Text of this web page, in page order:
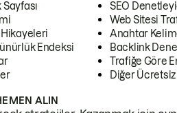
Sayfası
Hikayeleri
Endeksi
SEO
Web Sitesi
Anahtar
Backlink
Trafiğe Göre
Diğer
ALIN